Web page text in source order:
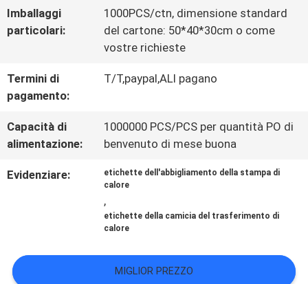
NOTIZIE
TUTTI
CASI
MAPPA
Imballaggi
particolari:
1000PCS/ctn, dimensione standard
del cartone: 50*40*30cm o come
vostre richieste
Termini di
pagamento:
T/T,paypal,ALI pagano
Capacità di
alimentazione:
1000000 PCS/PCS per quantità PO di
benvenuto di mese buona
Evidenziare:
etichette dell'abbigliamento della stampa di
calore
,
etichette della camicia del trasferimento di
calore
MIGLIOR PREZZO